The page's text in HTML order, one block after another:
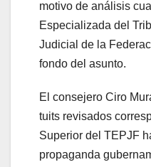
motivo de análisis
Especializada del
Judicial de la
fondo del asunto.
El consejero Ciro
tuits revisados
Superior del TEPJF
propaganda